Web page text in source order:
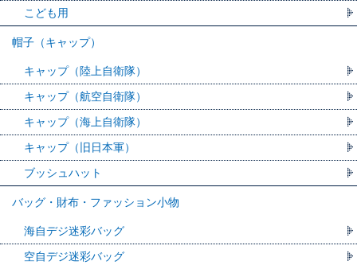
こども用
帽子（キャップ）
キャップ（陸上自衛隊）
キャップ（航空自衛隊）
キャップ（海上自衛隊）
キャップ（旧日本軍）
ブッシュハット
バッグ・財布・ファッション小物
海自デジ迷彩バッグ
空自デジ迷彩バッグ